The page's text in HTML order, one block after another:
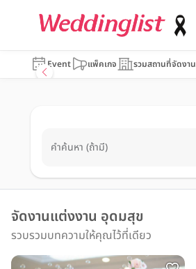
Event แพ็คเกจ รวมสถานที่จัดงาน
คำค้นหา (ถ้ามี)
จัดงานแต่งงาน อุดมสุข
รวบรวมบทความให้คุณไว้ที่เดียว